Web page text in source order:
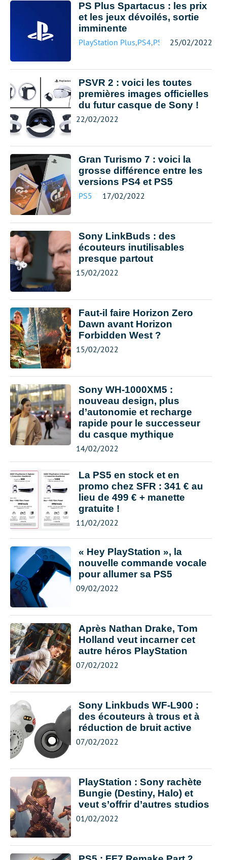
PS Plus Spartacus : les prix
et les jeux dévoilés, sortie
imminente
PlayStation Plus,PS4,PS5 25/02/2022
PSVR 2 : voici les toutes
premières images officielles
du futur casque de Sony !
22/02/2022
Gran Turismo 7 : voici la
grosse différence entre les
versions PS4 et PS5
PS5 17/02/2022
Sony LinkBuds : des
écouteurs inutilisables
presque partout
15/02/2022
Faut-il faire Horizon Zero
Dawn avant Horizon
Forbidden West ?
15/02/2022
Sony WH-1000XM5 :
nouveau design, plus
d’autonomie et recharge
rapide pour le successeur
du casque mythique
14/02/2022
La PS5 en stock et en
promo chez SFR : 341 € au
lieu de 499 € + manette
gratuite !
11/02/2022
« Hey PlayStation », la
nouvelle commande vocale
pour allumer sa PS5
09/02/2022
Après Nathan Drake, Tom
Holland veut incarner cet
autre héros PlayStation
07/02/2022
Sony Linkbuds WF-L900 :
des écouteurs à trous et à
réduction de bruit active
07/02/2022
PlayStation : Sony rachète
Bungie (Destiny, Halo) et
veut s’offrir d’autres studios
01/02/2022